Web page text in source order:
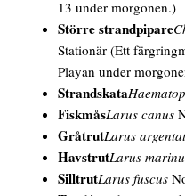
13 under morgonen.)
Större strandpipare
Stationär(Ett
Playan under
Strandskata
FiskmåsLarus canus
GråtrutLarus
HavstrutLarus
SilltrutLarus fuscus